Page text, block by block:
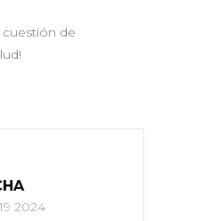
cuestión de
2024